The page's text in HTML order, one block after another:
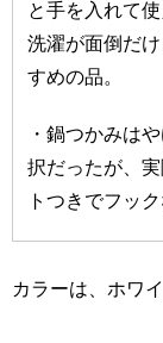
と手を入れて
洗濯が面倒だ
すめの品。
・鍋つかみは
択だったが、
トつきでフッ
カラーは、ホワ